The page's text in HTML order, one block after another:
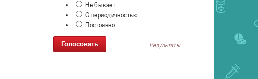
Не бывает
С периодичностью
Постоянно
Результаты